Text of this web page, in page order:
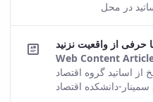
Web Content
اساتید گروه اقتصاد